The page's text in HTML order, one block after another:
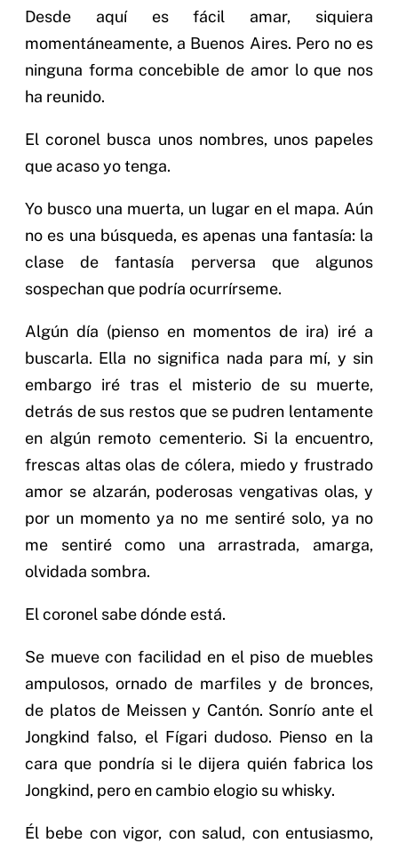
Desde aquí es fácil amar, siquiera
momentáneamente, a Buenos Aires. Pero no es
ninguna forma concebible de amor lo que nos
ha reunido.
El coronel busca unos nombres, unos papeles
que acaso yo tenga.
Yo busco una muerta, un lugar en el mapa. Aún
no es una búsqueda, es apenas una fantasía: la
clase de fantasía perversa que algunos
sospechan que podría ocurrírseme.
Algún día (pienso en momentos de ira) iré a
buscarla. Ella no significa nada para mí, y sin
embargo iré tras el misterio de su muerte,
detrás de sus restos que se pudren lentamente
en algún remoto cementerio. Si la encuentro,
frescas altas olas de cólera, miedo y frustrado
amor se alzarán, poderosas vengativas olas, y
por un momento ya no me sentiré solo, ya no
me sentiré como una arrastrada, amarga,
olvidada sombra.
El coronel sabe dónde está.
Se mueve con facilidad en el piso de muebles
ampulosos, ornado de marfiles y de bronces,
de platos de Meissen y Cantón. Sonrío ante el
Jongkind falso, el Fígari dudoso. Pienso en la
cara que pondría si le dijera quién fabrica los
Jongkind, pero en cambio elogio su whisky.
Él bebe con vigor, con salud, con entusiasmo,